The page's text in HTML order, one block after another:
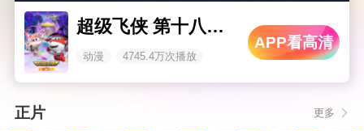
超级飞侠 第十八季 无限合体
动漫 4745.4万次播放
APP看高清
正片 更多